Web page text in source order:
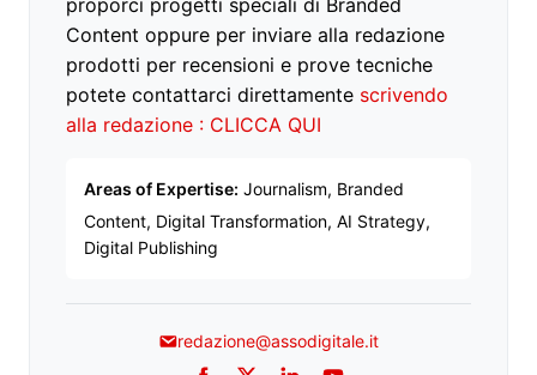
Content oppure per inviare alla redazione
prodotti per recensioni e prove tecniche
potete contattarci direttamente scrivendo
alla redazione : CLICCA QUI
Areas of Expertise: Journalism, Branded
Content, Digital Transformation, AI Strategy,
Digital Publishing
redazione@assodigitale.it